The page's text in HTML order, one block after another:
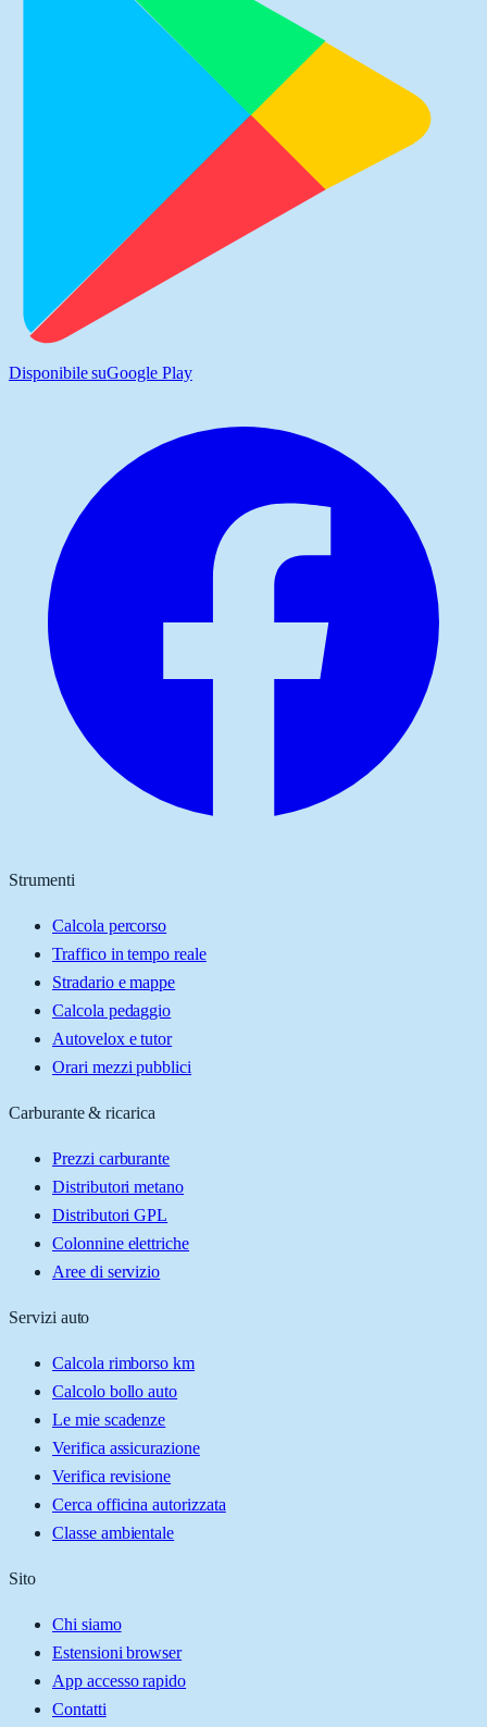
Disponibile suGoogle Play
Strumenti
Calcola percorso
Traffico in tempo reale
Stradario e mappe
Calcola pedaggio
Autovelox e tutor
Orari mezzi pubblici
Carburante & ricarica
Prezzi carburante
Distributori metano
Distributori GPL
Colonnine elettriche
Aree di servizio
Servizi auto
Calcola rimborso km
Calcolo bollo auto
Le mie scadenze
Verifica assicurazione
Verifica revisione
Cerca officina autorizzata
Classe ambientale
Sito
Chi siamo
Estensioni browser
App accesso rapido
Contatti